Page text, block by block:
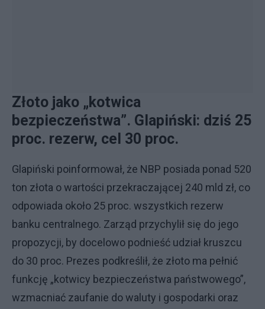
Złoto jako „kotwica
bezpieczeństwa”. Glapiński: dziś 25
proc. rezerw, cel 30 proc.
Glapiński poinformował, że NBP posiada ponad 520
ton złota o wartości przekraczającej 240 mld zł, co
odpowiada około 25 proc. wszystkich rezerw
banku centralnego. Zarząd przychylił się do jego
propozycji, by docelowo podnieść udział kruszcu
do 30 proc. Prezes podkreślił, że złoto ma pełnić
funkcję „kotwicy bezpieczeństwa państwowego”,
wzmacniać zaufanie do waluty i gospodarki oraz